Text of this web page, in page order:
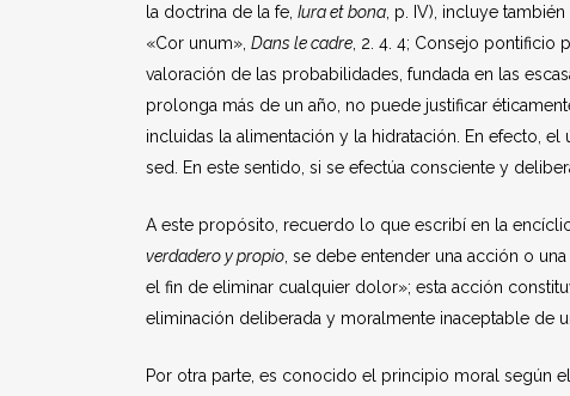
la doctrina de la fe, Iura et bona , p. IV), incluye
«Cor unum», Dans le cadre , 2. 4. 4; Consejo pontificio
valoración de las probabilidades, fundada en las
prolonga más de un año, no puede justificar
incluidas la alimentación y la hidratación. En efecto,
sed. En este sentido, si se efectúa consciente y
A este propósito, recuerdo lo que escribí en la
verdadero y propio , se debe entender una acción o
el fin de eliminar cualquier dolor»; esta acción
eliminación deliberada y moralmente inaceptable de
Por otra parte, es conocido el principio moral según